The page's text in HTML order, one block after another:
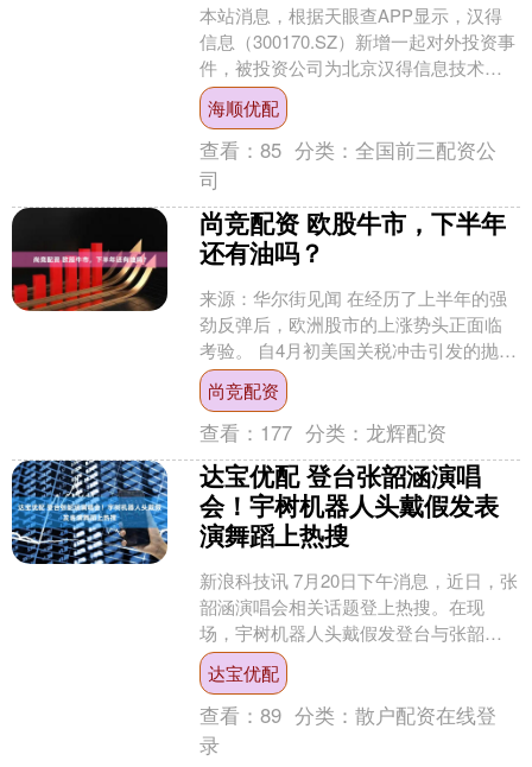
本站消息，根据天眼查APP显示，汉得
信息（300170.SZ）新增一起对外投资事
件，被投资公司为北京汉得信息技术有
限公司，法定代表人代鹏，投资占比为
100%。该....
海顺优配
查看：85 分类：全国前三配资公
司
尚竞配资 欧股牛市，下半年
还有油吗？
来源：华尔街见闻 在经历了上半年的强
劲反弹后，欧洲股市的上涨势头正面临
考验。 自4月初美国关税冲击引发的抛售
潮以来，欧洲股市在经历V型复苏后，已
在狭窄的3%区间....
尚竞配资
查看： 177 分类： 龙辉配资
达宝优配 登台张韶涵演唱
会！宇树机器人头戴假发表
演舞蹈上热搜
新浪科技讯 7月20日下午消息，近日，张
韶涵演唱会相关话题登上热搜。在现
场，宇树机器人头戴假发登台与张韶涵
共同表演舞蹈，张韶涵调侃：“我们今天
也算是看到了机器人....
达宝优配
查看：89 分类：散户配资在线登
录